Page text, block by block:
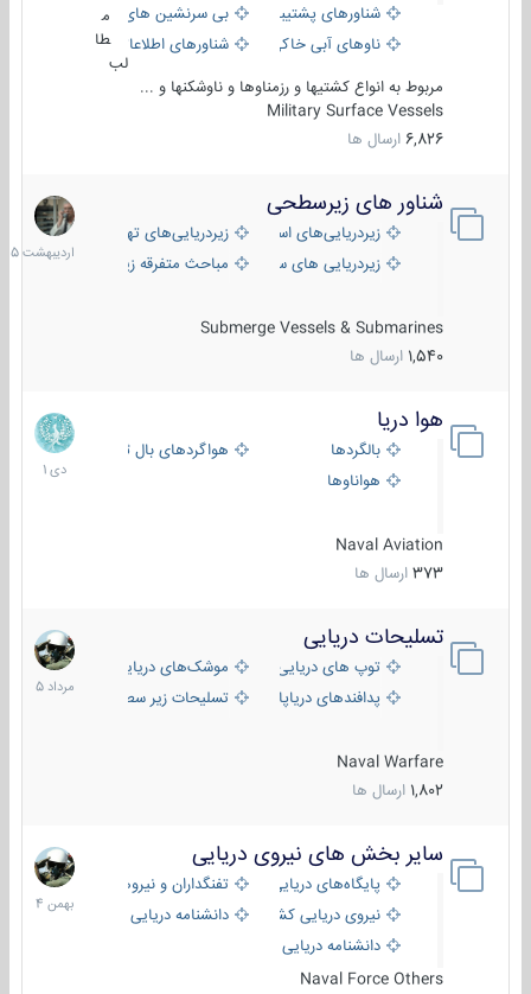
شناورهای پشتیبانی
بی سرنشین های دریایی
ناوهای آبی خاکی و نیروبرشناورهای اطلاعاتی و جاسوسی
طا
لب
مربوط به انواع کشتیها و رزمناوها و ناوشکنها و ...
Military Surface Vessels
6,826 ارسال ها
شناور های زیرسطحی
زیردریایی‌های استراتژیکزیردریایی‌های تهاجمی
زیردریایی های سبک
مباحث متفرقه زیرسطحی
Submerge Vessels & Submarines
1,540 ارسال ها
31
1405
هوا دریا
بالگردها
هواگردهای بال ثابت
هواناوها
Naval Aviation
373 ارسال ها
12
دی
1401
تسلیحات دریایی
توپ های دریایی
موشک‌های دریایی
پدافندهای دریاپایه
تسلیحات زیر سطحی
Naval Warfare
1,802 ارسال ها
2
مرداد
1405
سایر بخش های نیروی دریایی
پایگاه‌های دریایی
تفنگداران و نیروهای ویژه‌ی دریایی
نیروی دریایی کشورهای مختلفدانشنامه دریایی
دانشنامه دریایی کپی
Naval Force Others
22
بهمن
1404